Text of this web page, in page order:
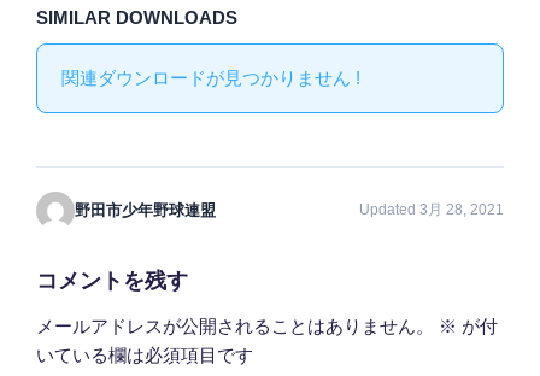
SIMILAR DOWNLOADS
関連ダウンロードが見つかりません !
野田市少年野球連盟 Updated 3月 28, 2021
コメントを残す
メールアドレスが公開されることはありません。 ※ が付
いている欄は必須項目です